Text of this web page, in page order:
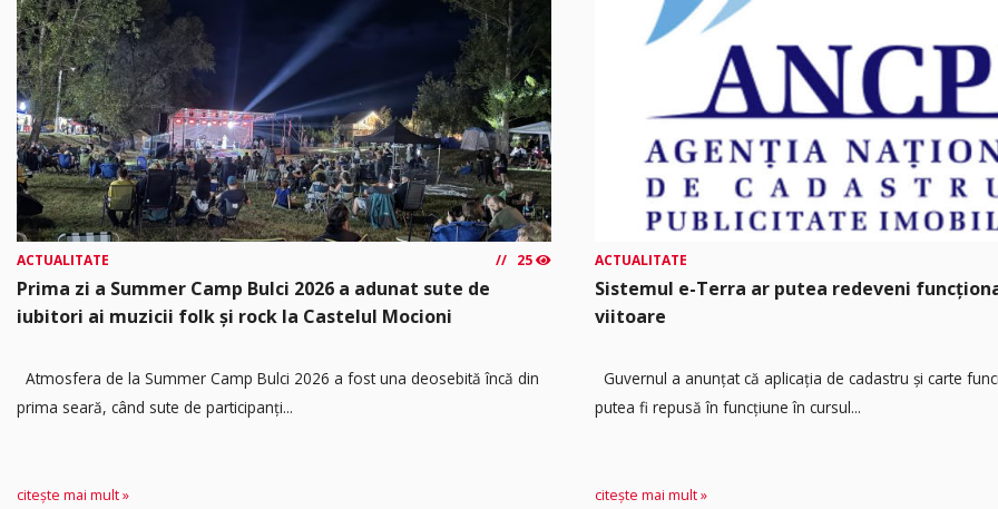
ACTUALITATE 25
Prima zi a Summer Camp Bulci 2026 a adunat sute de
iubitori ai muzicii folk și rock la Castelul Mocioni
Atmosfera de la Summer Camp Bulci 2026 a fost una deosebită încă din
prima seară, când sute de participanți...
citește mai mult »
ACTUALITATE
Sistemul e-Terra ar putea redeveni
viitoare
Guvernul a anunțat că aplicația de cadastru și carte
putea fi repusă în funcțiune în cursul...
citește mai mult »